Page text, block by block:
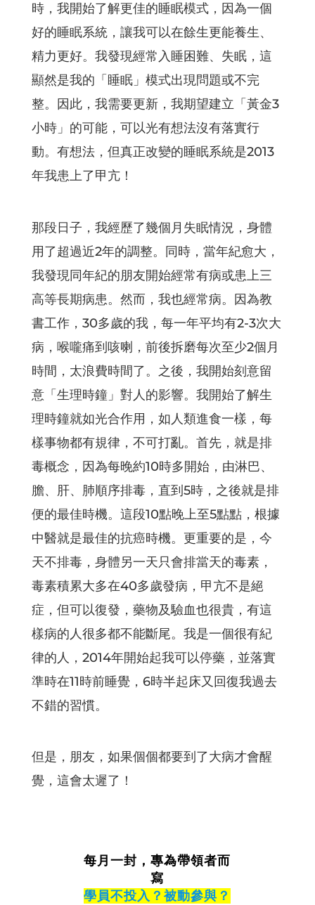
時，我開始了解更佳的睡眠模式，因為一個
好的睡眠系統，讓我可以在餘生更能養生、
精力更好。我發現經常入睡困難、失眠，這
顯然是我的「睡眠」模式出現問題或不完
整。因此，我需要更新，我期望建立「黃金3
小時」的可能，可以光有想法沒有落實行
動。有想法，但真正改變的睡眠系統是2013
年我患上了甲亢！
那段日子，我經歷了幾個月失眠情況，身體
用了超過近2年的調整。同時，當年紀愈大，
我發現同年紀的朋友開始經常有病或患上三
高等長期病患。然而，我也經常病。因為教
書工作，30多歲的我，每一年平均有2-3次大
病，喉嚨痛到咳喇，前後拆磨每次至少2個月
時間，太浪費時間了。之後，我開始刻意留
意「生理時鐘」對人的影響。我開始了解生
理時鐘就如光合作用，如人類進食一樣，每
樣事物都有規律，不可打亂。首先，就是排
毒概念，因為每晚約10時多開始，由淋巴、
膽、肝、肺順序排毒，直到5時，之後就是排
便的最佳時機。這段10點晚上至5點點，根據
中醫就是最佳的抗癌時機。更重要的是，今
天不排毒，身體另一天只會排當天的毒素，
毒素積累大多在40多歲發病，甲亢不是絕
症，但可以復發，藥物及驗血也很貴，有這
樣病的人很多都不能斷尾。我是一個很有紀
律的人，2014年開始起我可以停藥，並落實
準時在11時前睡覺，6時半起床又回復我過去
不錯的習慣。
但是，朋友，如果個個都要到了大病才會醒
覺，這會太遲了！
每月一封，專為帶領者而
寫
學員不投入？被動參與？